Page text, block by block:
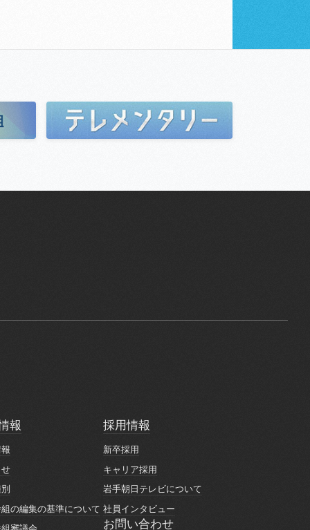
報
報
の編集の基準について
の編集の基準について
採用情報
採用情報
新卒採用
キャリア採用
キャリア採用
岩手朝日テレビについて
岩手朝日テレビについて
社員インタビュー
社員インタビュー
お問い合わせ